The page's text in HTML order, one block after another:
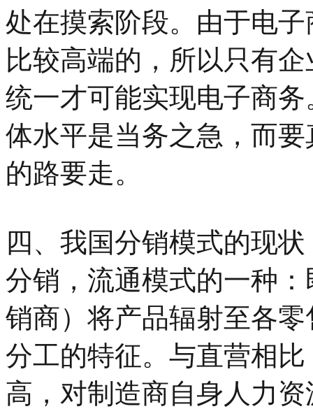
处在摸索阶段。由于电
比较高端的，所以只有
统一才可能实现电子商
体水平是当务之急，而
的路要走。
四、我国分销模式的现状
分销，流通模式的一种
销商）将产品辐射至各
分工的特征。与直营相
高，对制造商自身人力